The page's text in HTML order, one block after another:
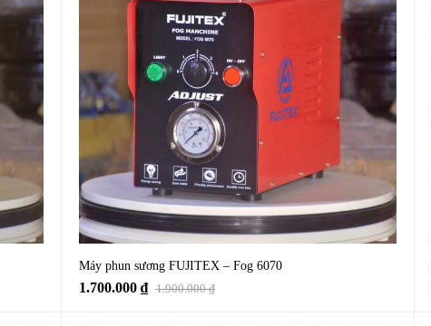
Máy phun sương FUJITEX – Fog 6070
1.900.000₫
1.700.000 ₫